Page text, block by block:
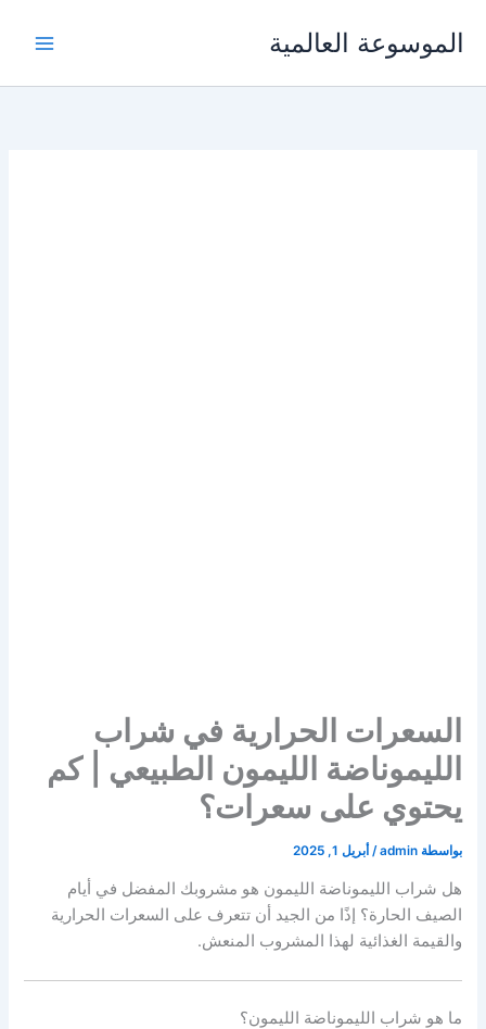
الموسوعة العالمية
السعرات الحرارية في شراب
الليموناضة الليمون الطبيعي | كم
يحتوي على سعرات؟
بواسطة admin
/أبريل 1, 2025
هل شراب الليموناضة الليمون هو مشروبك المفضل في أيام
الصيف الحارة؟ إذًا من الجيد أن تتعرف على السعرات الحرارية
والقيمة الغذائية لهذا المشروب المنعش.
ما هو شراب الليموناضة الليمون؟